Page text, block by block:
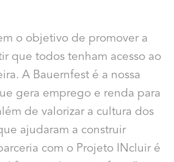
o objetivo de promover a
que todos tenham acesso ao
A Bauernfest é a nossa
gera emprego e renda para
de valorizar a cultura dos
ajudaram a construir
com o Projeto INcluir é